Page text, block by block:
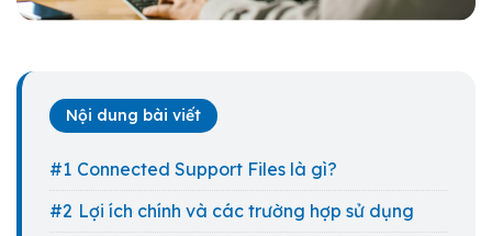
Nội dung bài viết
Connected Support Files là gì?
Lợi ích chính và các trường hợp sử dụng